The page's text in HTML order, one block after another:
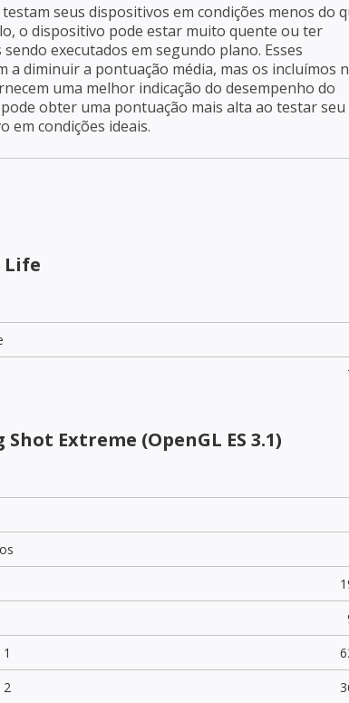
seus dispositivos em condições menos do
o dispositivo pode estar muito quente ou ter
executados em segundo plano. Esses
a diminuir a pontuação média, mas os incluímos
uma melhor indicação do desempenho do
obter uma pontuação mais alta ao testar seu
em condições ideais.
Life
Extreme (OpenGL ES 3.1)